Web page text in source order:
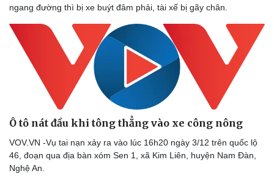
Thể thao
ngang đường thì bị xe buýt đâm phải, tài xế bị gãy chân.
Ô tô nát đầu khi tông thẳng vào xe công nông
VOV.VN -Vụ tai nạn xảy ra vào lúc 16h20 ngày 3/12 trên quốc lộ
46, đoạn qua địa bàn xóm Sen 1, xã Kim Liên, huyện Nam Đàn,
Nghệ An.